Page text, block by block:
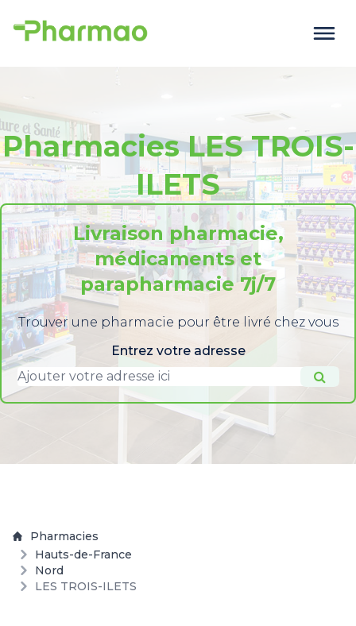
Pharmacies LES TROIS-
ILETS
Livraison pharmacie,
médicaments et
parapharmacie 7j/7
Trouver une pharmacie pour être livré chez vous
Entrez votre adresse
Pharmacies
Hauts-de-France
Nord
LES TROIS-ILETS